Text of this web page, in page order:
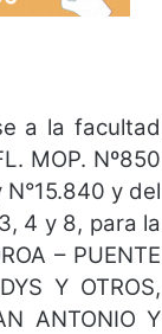
a la facultad
MOP. Nº850
y del
4 y 8, para la
– PUENTE
Y OTROS,
ANTONIO Y